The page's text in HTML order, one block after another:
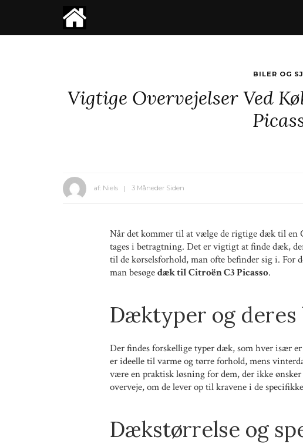
BILER OG
Vigtige Overvejelser Ved
af: Niels 3 Måneder Siden
Når det kommer til at vælge de rigtige dæk til en
tages i betragtning. Det er vigtigt at finde dæk,
til de kørselsforhold, man ofte befinder sig i. For
man besøgedæk til Citroën C3 Picasso.
Dæktyper og
Der findes forskellige typer dæk, som hver især
er ideelle til varme og tørre forhold, mens
være en praktisk løsning for dem, der ikke
overveje, om de lever op til kravene i de
Dækstørrelse og